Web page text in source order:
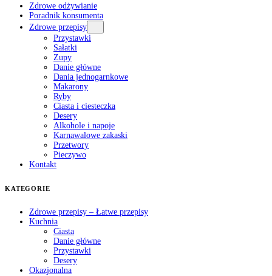
Zdrowe odżywianie
Poradnik konsumenta
Zdrowe przepisy
Przystawki
Sałatki
Zupy
Danie główne
Dania jednogarnkowe
Makarony
Ryby
Ciasta i ciesteczka
Desery
Alkohole i napoje
Karnawalowe zakaski
Przetwory
Pieczywo
Kontakt
KATEGORIE
Zdrowe przepisy – Łatwe przepisy
Kuchnia
Ciasta
Danie główne
Przystawki
Desery
Okazjonalna